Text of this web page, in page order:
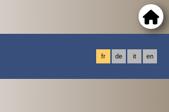
fr de it en